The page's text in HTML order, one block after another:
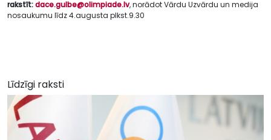
rakstīt:dace.gulbe@olimpiade.lv, norādot Vārdu Uzvārdu un medija
nosaukumu līdz 4.augusta plkst.9.30
Līdzīgi raksti